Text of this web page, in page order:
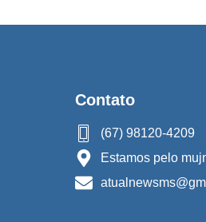
Contato
(67) 98120-4209
Estamos pelo